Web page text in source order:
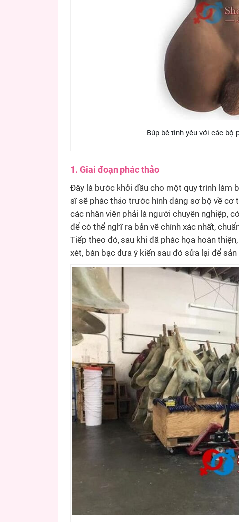
Búp bê tình yêu với các bộ
1. Giai đoạn phác thảo
Đây là bước khởi đầu cho một quy trình làm
sĩ sẽ phác thảo trước hình dáng sơ bộ về cơ
các nhân viên phải là người chuyên nghiệp,
để có thể nghĩ ra bản vẽ chính xác nhất,
Tiếp theo đó, sau khi đã phác họa hoàn
xét, bàn bạc đưa ý kiến sau đó sửa lại để